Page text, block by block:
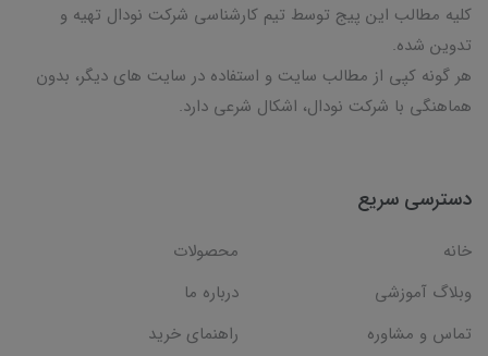
کلیه مطالب این پیج توسط تیم کارشناسی شرکت نودال تهیه و
تدوین شده.
هر گونه کپی از مطالب سایت و استفاده در سایت های دیگر، بدون
هماهنگی با شرکت نودال، اشکال شرعی دارد.
دسترسی سریع
خانه
محصولات
وبلاگ آموزشی
درباره ما
تماس و مشاوره
راهنمای خرید